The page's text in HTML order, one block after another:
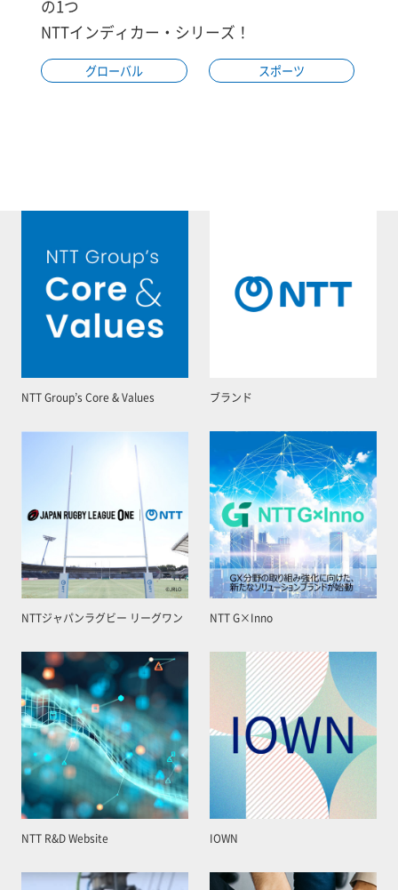
の1つ
NTTインディカー・シリーズ！
グローバル スポーツ
NTT Group’s Core & Values ブランド
NTTジャパンラグビー リーグワン NTT G×Inno
NTT R&D Website IOWN